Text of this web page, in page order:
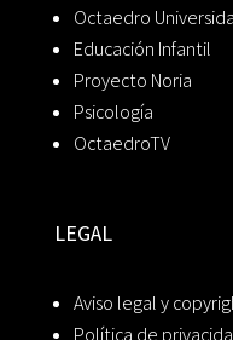
Octaedro
Educación Infantil
Proyecto Noria
Psicología
OctaedroTV
LEGAL
Aviso legal y
Política de